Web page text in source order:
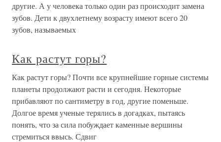
другие. А у человека только один раз происходит замена
зубов. Дети к двухлетнему возрасту имеют всего 20
зубов, называемых
Как растут горы?
Как растут горы? Почти все крупнейшие горные системы
планеты продолжают расти и сегодня. Некоторые
прибавляют по сантиметру в год, другие поменьше.
Долгое время ученые терялись в догадках, пытаясь
понять, что за сила побуждает каменные вершины
стремиться ввысь. Сдвиг